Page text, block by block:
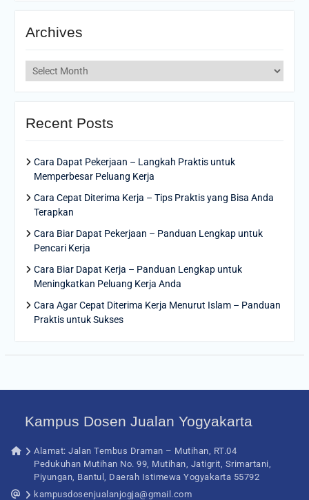
Archives
Archives
Recent Posts
Cara Dapat Pekerjaan – Langkah Praktis untuk
Memperbesar Peluang Kerja
Cara Cepat Diterima Kerja – Tips Praktis yang Bisa Anda
Terapkan
Cara Biar Dapat Pekerjaan – Panduan Lengkap untuk
Pencari Kerja
Cara Biar Dapat Kerja – Panduan Lengkap untuk
Meningkatkan Peluang Kerja Anda
Cara Agar Cepat Diterima Kerja Menurut Islam – Panduan
Praktis untuk Sukses
Kampus Dosen Jualan Yogyakarta
Alamat: Jalan Tembus Draman – Mutihan, RT.04
Pedukuhan Mutihan No. 99, Mutihan, Jatigrit, Srimartani,
Piyungan, Bantul, Daerah Istimewa Yogyakarta 55792
kampusdosenjualanjogja@gmail.com